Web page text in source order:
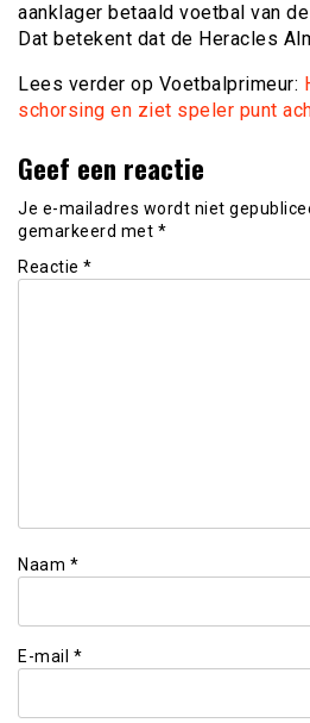
aanklager betaald voetbal van
Dat betekent dat de Heracles
Lees verder op Voetbalprimeur:
schorsing en ziet speler punt
Geef een reactie
Je e-mailadres wordt niet
gemarkeerd met *
Reactie *
Naam *
E-mail *